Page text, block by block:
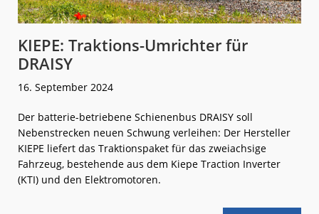
KIEPE: Traktions-Umrichter für
DRAISY
16. September 2024
Der batterie-betriebene Schienenbus DRAISY soll
Nebenstrecken neuen Schwung verleihen: Der Hersteller
KIEPE liefert das Traktionspaket für das zweiachsige
Fahrzeug, bestehende aus dem Kiepe Traction Inverter
(KTI) und den Elektromotoren.